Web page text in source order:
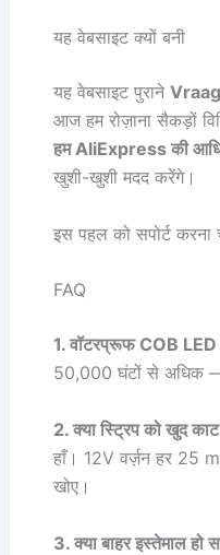
यह वेबसाइट क्यों बनी
यह वेबसाइट पुराने
आज हम रोज़ाना सैकड़ों
हम AliExpress की
खुशी-खुशी मदद करेंगे।
इस पहल को सपोर्ट करना
FAQ
1. वॉटरप्रूफ COB LED
50,000 घंटों से अधिक —
2. क्या स्ट्रिप को खुद
हाँ। 12V वर्ज़न हर 25
खोए।
3. क्या बाहर इस्तेमाल हो